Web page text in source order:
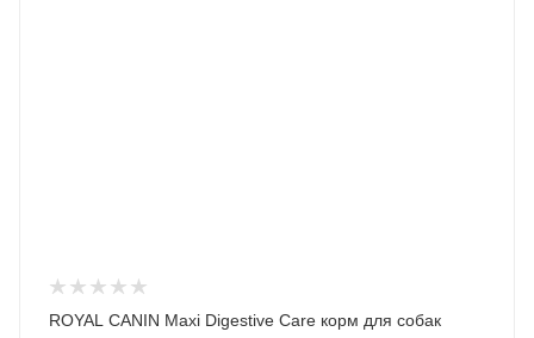
ROYAL CANIN Maxi Digestive Care корм для собак